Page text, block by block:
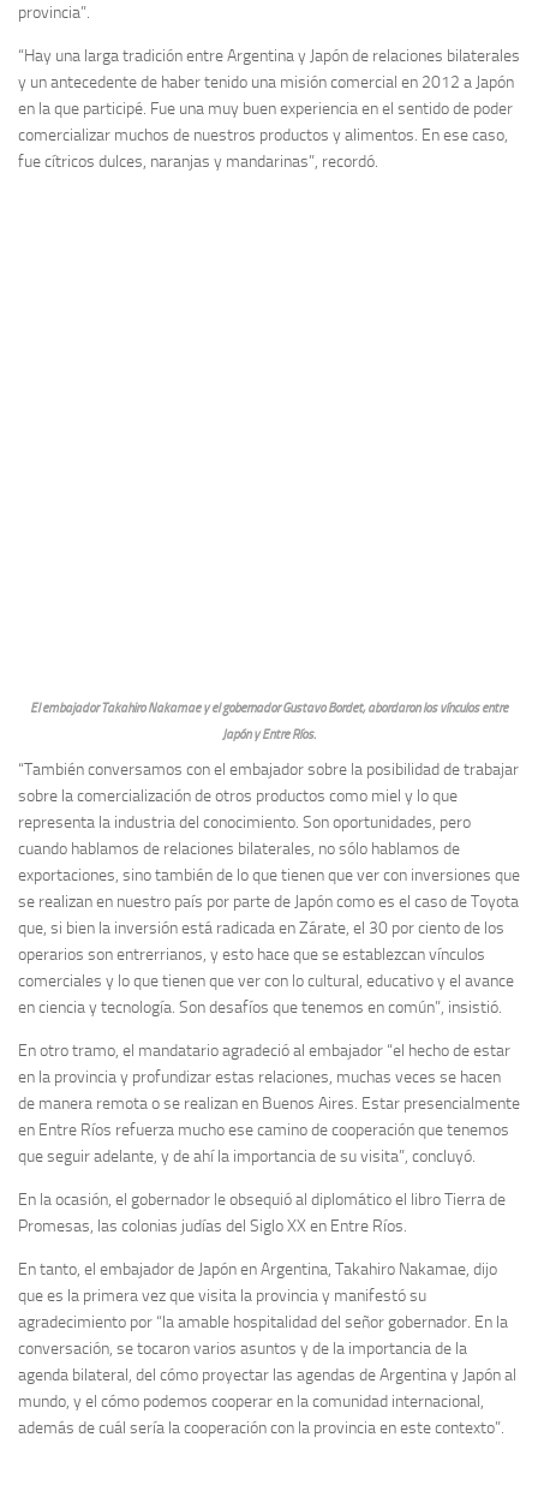
provincia”.
“Hay una larga tradición entre Argentina y Japón de relaciones bilaterales
y un antecedente de haber tenido una misión comercial en 2012 a Japón
en la que participé. Fue una muy buen experiencia en el sentido de poder
comercializar muchos de nuestros productos y alimentos. En ese caso,
fue cítricos dulces, naranjas y mandarinas”, recordó.
El embajador Takahiro Nakamae y el gobernador Gustavo Bordet, abordaron los vínculos entre
Japón y Entre Ríos.
“También conversamos con el embajador sobre la posibilidad de trabajar
sobre la comercialización de otros productos como miel y lo que
representa la industria del conocimiento. Son oportunidades, pero
cuando hablamos de relaciones bilaterales, no sólo hablamos de
exportaciones, sino también de lo que tienen que ver con inversiones que
se realizan en nuestro país por parte de Japón como es el caso de Toyota
que, si bien la inversión está radicada en Zárate, el 30 por ciento de los
operarios son entrerrianos, y esto hace que se establezcan vínculos
comerciales y lo que tienen que ver con lo cultural, educativo y el avance
en ciencia y tecnología. Son desafíos que tenemos en común”, insistió.
En otro tramo, el mandatario agradeció al embajador “el hecho de estar
en la provincia y profundizar estas relaciones, muchas veces se hacen
de manera remota o se realizan en Buenos Aires. Estar presencialmente
en Entre Ríos refuerza mucho ese camino de cooperación que tenemos
que seguir adelante, y de ahí la importancia de su visita”, concluyó.
En la ocasión, el gobernador le obsequió al diplomático el libro Tierra de
Promesas, las colonias judías del Siglo XX en Entre Ríos.
En tanto, el embajador de Japón en Argentina, Takahiro Nakamae, dijo
que es la primera vez que visita la provincia y manifestó su
agradecimiento por “la amable hospitalidad del señor gobernador. En la
conversación, se tocaron varios asuntos y de la importancia de la
agenda bilateral, del cómo proyectar las agendas de Argentina y Japón al
mundo, y el cómo podemos cooperar en la comunidad internacional,
además de cuál sería la cooperación con la provincia en este contexto”.